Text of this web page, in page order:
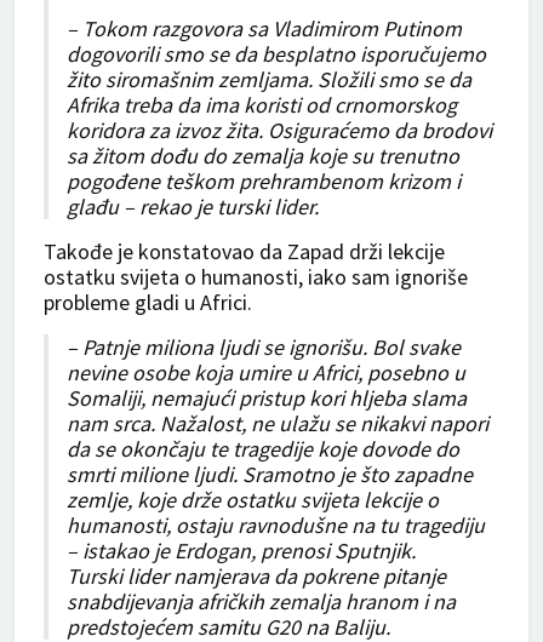
– Tokom razgovora sa Vladimirom Putinom
dogovorili smo se da besplatno isporučujemo
žito siromašnim zemljama. Složili smo se da
Afrika treba da ima koristi od crnomorskog
koridora za izvoz žita. Osiguraćemo da brodovi
sa žitom dođu do zemalja koje su trenutno
pogođene teškom prehrambenom krizom i
glađu – rekao je turski lider.
Takođe je konstatovao da Zapad drži lekcije
ostatku svijeta o humanosti, iako sam ignoriše
probleme gladi u Africi.
– Patnje miliona ljudi se ignorišu. Bol svake
nevine osobe koja umire u Africi, posebno u
Somaliji, nemajući pristup kori hljeba slama
nam srca. Nažalost, ne ulažu se nikakvi napori
da se okončaju te tragedije koje dovode do
smrti milione ljudi. Sramotno je što zapadne
zemlje, koje drže ostatku svijeta lekcije o
humanosti, ostaju ravnodušne na tu tragediju
– istakao je Erdogan, prenosi Sputnjik.
Turski lider namjerava da pokrene pitanje
snabdijevanja afričkih zemalja hranom i na
predstojećem samitu G20 na Baliju.